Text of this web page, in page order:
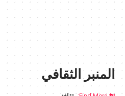
المنبر الثقافي